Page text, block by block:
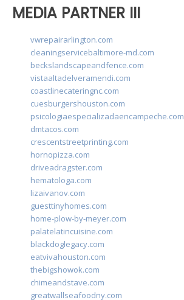
MEDIA PARTNER III
vwrepairarlington.com
cleaningservicebaltimore-md.com
beckslandscapeandfence.com
vistaaltadelveramendi.com
coastlinecateringnc.com
cuesburgershouston.com
psicologiaespecializadaencampeche.com
dmtacos.com
crescentstreetprinting.com
hornopizza.com
driveadragster.com
hematologa.com
lizaivanov.com
guesttinyhomes.com
home-plow-by-meyer.com
palatelatincuisine.com
blackdoglegacy.com
eatvivahouston.com
thebigshowok.com
chimeandstave.com
greatwallseafoodny.com